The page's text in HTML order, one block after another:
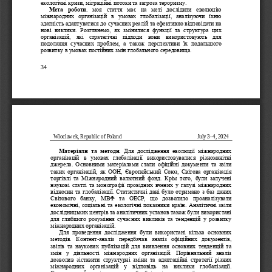
34
екологічні кризи, міграційні потоки та загроза тероризму.
Мета  роботи.
моя  стаття  має  на  меті  дослідити  еволюцію
міжнародних  організацій  в  умовах  глобалізації,  аналізуючи  їхню
здатність адаптуватися до сучасних реалій та ефективно відповідати на
нові  виклики.
Розглянемо,  як  змінилися  функції  та  структура  цих
організацій,  які  стратегічні  підходи  вони  використовують  для
подолання  сучасних  проблем,  а  також  перспективи  їх  подальшого
розвитку в умовах постійних змін глобального середовища.
Wloclawek, Republic of Poland July 3–4, 2024
Матеріали  та  методи.
Для  дослідження  еволюції  міжнародних
організацій  в  умовах  глобалізації  використовувалися  різноманітні
джерела.  Основними  матеріалами  стали  офіційні  документи  та  звіти
таких  організацій,  як  ООН,  Європейський  Союз,  Світова  організація
торгівлі  та  Міжнародний  валютний  фонд.  Крім  того,  були  залучені
наукові статті та монографії провідних вчених у галузі міжнародних
відносин та глобалізації. Статистичні дані було отримано з баз даних
Світового  банку,  МВФ  та  ОЕСР,  що  дозволило  проаналізувати
економічні, соціальні та екологічні показники країн. Аналітичні звіти
дослідницьких центрів та аналітичних установ також були використані
для  глибшого  розуміння  сучасних  викликів  та  тенденцій  у  розвитку
міжнародних організацій.
Для  проведення  дослідження  були  використані  кілька  основних
методів.  Контент-аналіз  передбачав  аналіз  офіційних  документів,
звітів  та  наукових  публікацій  для  виявлення  основних  тенденцій  та
змін  у  діяльності  міжнародних  організацій.  Порівняльний  аналіз
дозволив  зіставити  структурні  зміни  та  адаптаційні  стратегії  різних
міжнародних  організацій  у  відповідь  на  виклики  глобалізації.